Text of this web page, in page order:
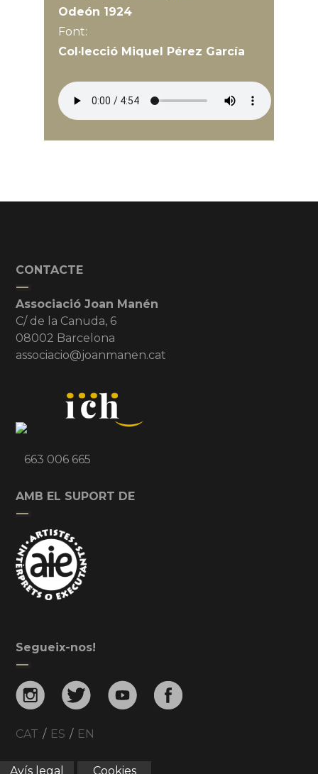
Odeón 1924
Font:
Col·lecció Miquel Pérez García
CONTACTE
Associació Joan Manén
C/ de la Canuda, 6
08002 Barcelona
associacio@joanmanen.cat
663 006 665
AMB EL SUPORT DE
Segueix-nos!
CAT / ES / EN
Avís legal Cookies